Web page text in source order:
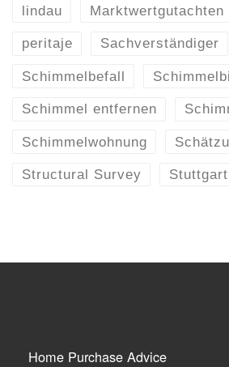
lindau Marktwertgutachten
peritaje Sachverständiger
Schimmelbefall
Schimmel entfernen
Schimmelwohnung
Structural Survey Stuttgart
Home Purchase Advice